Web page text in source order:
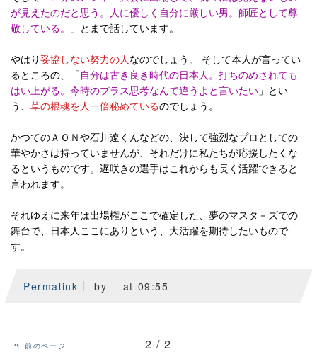
が見えたのだと思う。人に優しく自分に厳しい男。師匠として尊
敬している。
」とまで話しています。
やはり 妥協しない努力の人 なのでしょう。 そして本人が言ってい
るところの、「 自分は古き良き時代の日本人。打ちのめされても
はい上がる。今時のプラス思考なんて違うよと言いたい 」とい
う、 草の根魂を人一倍秘めているのでしょう。
かつてのＡＯＮや石川遼くんなどの、決して強烈なプロとしての
華やかさは持っていませんが、それだけに私たちが応援したくな
るというものです。遅咲きの選手はこれからも長く活躍できると
言われます。
それゆえに来年は出場権がここで確定した、夢のマスタ－ズでの
舞台で、日本人ここにありという、大活躍を期待したいもので
す。
Permalink by at 09:55
«前のページ
2 / 2